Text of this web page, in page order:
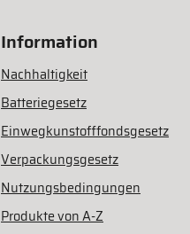
Information
Nachhaltigkeit
Batteriegesetz
Einwegkunstofffondsgesetz
Verpackungsgesetz
Nutzungsbedingungen
Produkte von A-Z